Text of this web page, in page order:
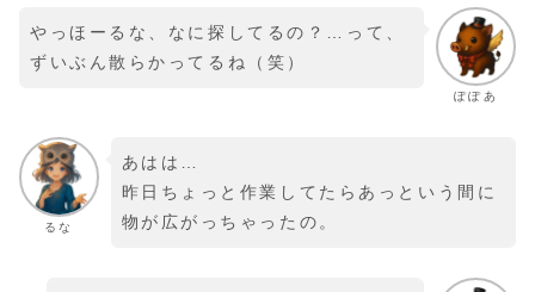
ぽぽあ
やっほーるな、なに探してるの？…って、
ずいぶん散らかってるね（笑）
るな
あはは…
昨日ちょっと作業してたらあっという間に
物が広がっちゃったの。